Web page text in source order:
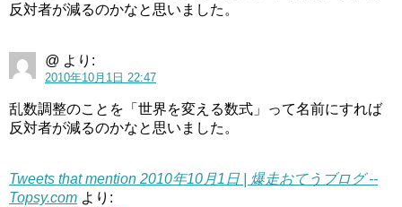
反対者が減るのかなと思いました。
@ より:
2010年10月1日 22:47
乱数調整のことを「世界を変える数式」って名前にすれば
反対者が減るのかなと思いました。
Tweets that mention 2010年10月1日 | 爆走おてうブログ --
Topsy.com より: